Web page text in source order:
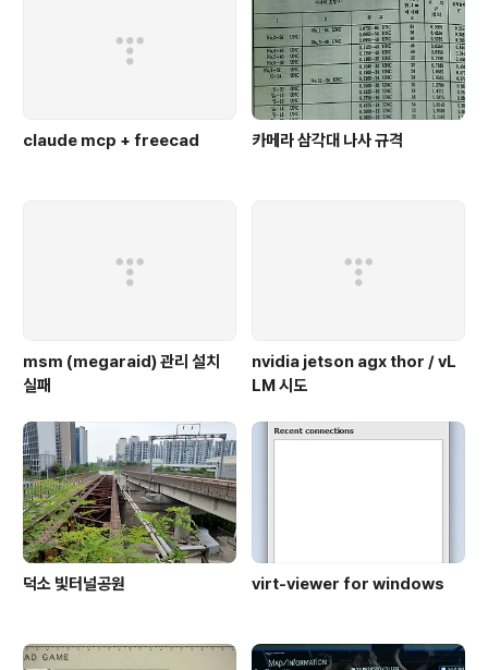
claude mcp + freecad 카메라 삼각대 나사 규격
msm (megaraid) 관리 설치
실패
nvidia jetson agx thor / vL
LM 시도
덕소 빛터널공원 virt-viewer for windows